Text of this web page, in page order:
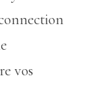
vos